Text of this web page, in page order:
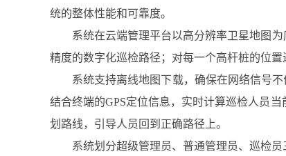
统的整体性能和可靠度。
系统在云端管理平台以高分辨率卫星地图
精度的数字化巡检路径；对每一个高杆桩的位
系统支持离线地图下载，确保在网络信号
结合终端的GPS定位信息，实时计算巡检人员
划路线，引导人员回到正确路径上。
系统划分超级管理员、普通管理员、巡检